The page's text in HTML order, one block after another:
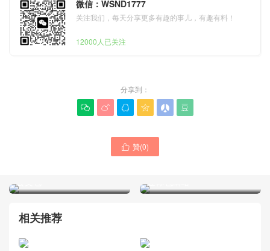
微信：WSND1777
关注我们，每天分享更多有趣的事儿，有趣有料！
12000人已关注
分享到：
     
 贊(0)
Goyard 中國官方旗艦店價
Goyard/戈雅包包新加坡官
相关推荐